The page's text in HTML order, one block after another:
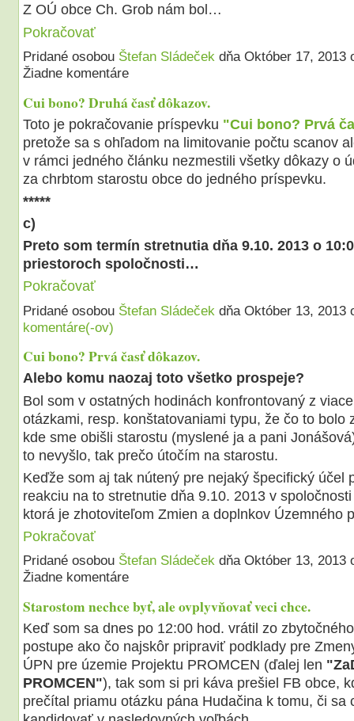
Z OÚ obce Ch. Grob nám bol…
Pokračovať
Pridané osobou Štefan Sládeček dňa Október 17, 2013
Žiadne komentáre
Cui bono? Druhá časť dôkazov.
Toto je pokračovanie príspevku "Cui bono? Prvá
pretože sa s ohľadom na limitovanie počtu scanov
v rámci jedného článku nezmestili všetky dôkazy o
za chrbtom starostu obce do jedného príspevku.
*****
c)
Preto som termín stretnutia dňa 9.10. 2013 o
priestoroch spoločnosti…
Pokračovať
Pridané osobou Štefan Sládeček dňa Október 13,
komentáre(-ov)
Cui bono? Prvá časť dôkazov.
Alebo komu naozaj toto všetko prospeje?
Bol som v ostatných hodinách konfrontovaný z
otázkami, resp. konštatovaniami typu, že čo to bolo
kde sme obišli starostu (myslené ja a pani
to nevyšlo, tak prečo útočím na starostu.
Keďže som aj tak nútený pre nejaký špecifický účel
reakciu na to stretnutie dňa 9.10. 2013 v
ktorá je zhotoviteľom Zmien a doplnkov Územného
Pokračovať
Pridané osobou Štefan Sládečekdňa Október 13, 2013
Žiadne komentáre
Starostom nechce byť, ale ovplyvňovať veci chce.
Keď som sa dnes po 12:00 hod. vrátil zo
postupe ako čo najskôr pripraviť podklady pre
ÚPN pre územie Projektu PROMCEN (ďalej len
PROMCEN"), tak som si pri káva prešiel FB obce,
prečítal priamu otázku pána Hudačina k tomu, či sa